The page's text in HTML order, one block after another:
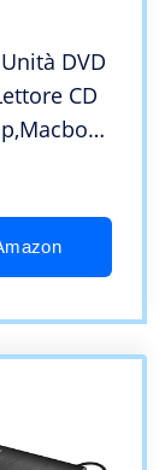
DVD
CD
Win8